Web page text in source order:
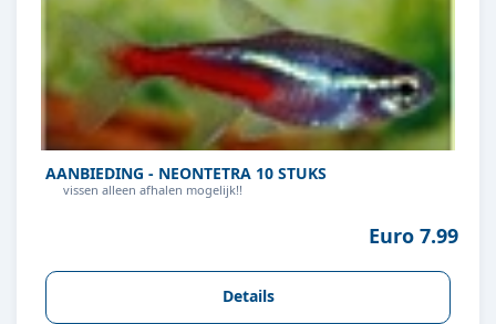
AANBIEDING - NEONTETRA 10 STUKS
vissen alleen afhalen mogelijk!!
Euro 7.99
Details